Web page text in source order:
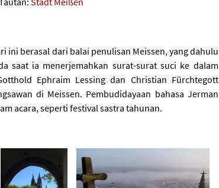
ini berasal dari balai penulisan Meissen, yang dahulu
saat ia menerjemahkan surat-surat suci ke dalam
Ephraim Lessing dan Christian Fürchtegott
di Meissen. Pembudidayaan bahasa Jerman
acara, seperti festival sastra tahunan.